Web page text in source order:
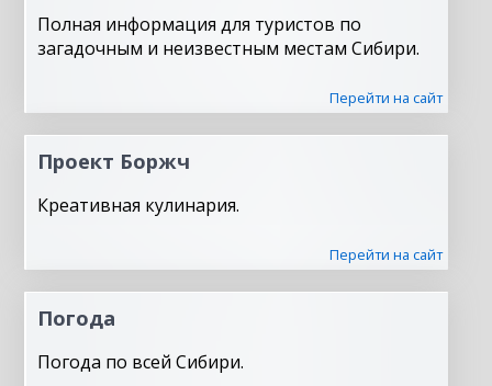
Полная информация для туристов по
загадочным и неизвестным местам Сибири.
Перейти на сайт
Проект Боржч
Креативная кулинария.
Перейти на сайт
Погода
Погода по всей Сибири.